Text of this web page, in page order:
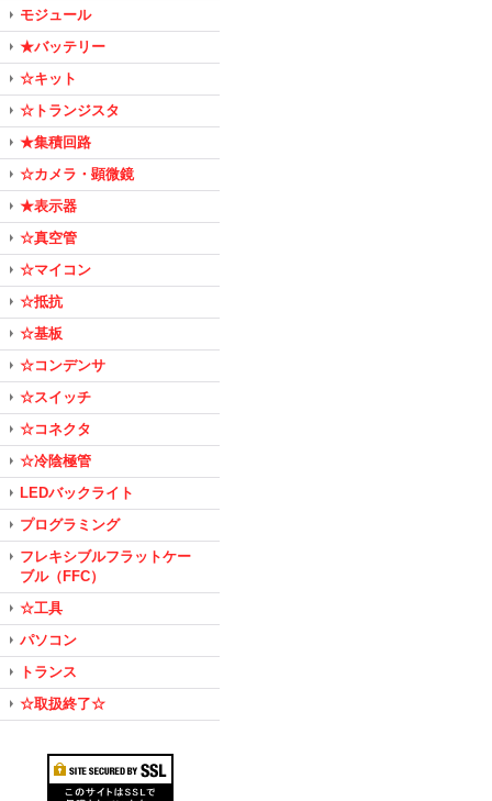
モジュール
★バッテリー
☆キット
☆トランジスタ
★集積回路
☆カメラ・顕微鏡
★表示器
☆真空管
☆マイコン
☆抵抗
☆基板
☆コンデンサ
☆スイッチ
☆コネクタ
☆冷陰極管
LEDバックライト
プログラミング
フレキシブルフラットケー
ブル（FFC）
☆工具
パソコン
トランス
☆取扱終了☆